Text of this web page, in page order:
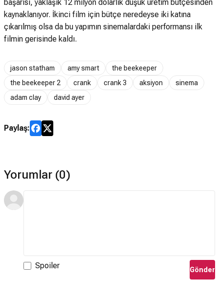
başarısı, yaklaşık 12 milyon dolarlık düşük üretim bütçesinden
kaynaklanıyor. İkinci film için bütçe neredeyse iki katına
çıkarılmış olsa da bu yapımın sinemalardaki performansı ilk
filmin gerisinde kaldı.
jason statham amy smart
the beekeeper
the beekeeper 2
crank crank 3 aksiyon
sinema
adam clay
david ayer
Paylaş:
Yorumlar (0)
Spoiler Gönder